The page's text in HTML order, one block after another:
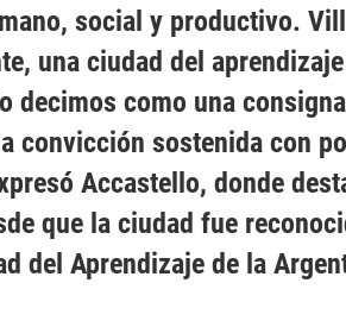
social y productivo.
una ciudad del
decimos como una
convicción sostenida con
Accastello, donde
que la ciudad fue
del Aprendizaje de la